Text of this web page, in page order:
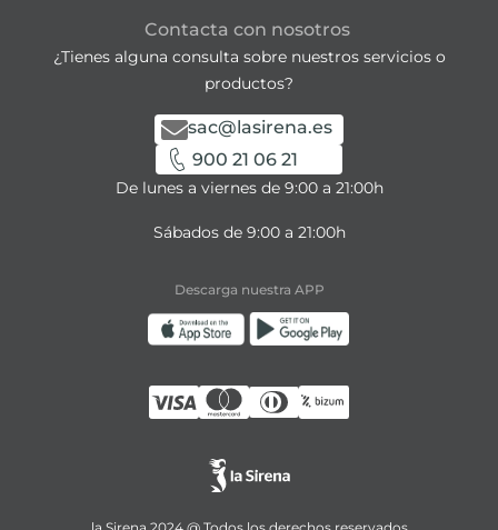
Contacta con nosotros
¿Tienes alguna consulta sobre nuestros servicios o
productos?
sac@lasirena.es
900 21 06 21
De lunes a viernes de 9:00 a 21:00h
Sábados de 9:00 a 21:00h
Descarga nuestra APP